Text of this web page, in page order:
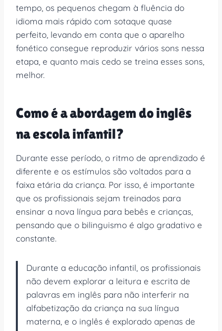
tempo, os pequenos chegam à fluência do
idioma mais rápido com sotaque quase
perfeito, levando em conta que o aparelho
fonético consegue reproduzir vários sons nessa
etapa, e quanto mais cedo se treina esses sons,
melhor.
Como é a abordagem do inglês
na escola infantil?
Durante esse período, o ritmo de aprendizado é
diferente e os estímulos são voltados para a
faixa etária da criança. Por isso, é importante
que os profissionais sejam treinados para
ensinar a nova língua para bebês e crianças,
pensando que o bilinguismo é algo gradativo e
constante.
Durante a educação infantil, os profissionais
não devem explorar a leitura e escrita de
palavras em inglês para não interferir na
alfabetização da criança na sua língua
materna, e o inglês é explorado apenas de